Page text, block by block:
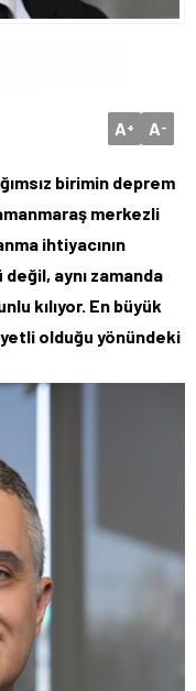
A+ A-
birimin deprem
merkezli
ihtiyacının
aynı zamanda
kılıyor. En büyük
olduğu yönündeki